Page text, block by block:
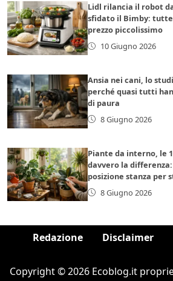
Lidl rilancia il robot
sfidato il Bimby:
prezzo piccolissimo
10 Giugno 2026
Ansia nei cani, lo
perché quasi tutti
di paura
8 Giugno 2026
Piante da interno, le
davvero la
posizione stanza per
8 Giugno 2026
Redazione Disclaimer
Copyright © 2026 Ecoblog.it